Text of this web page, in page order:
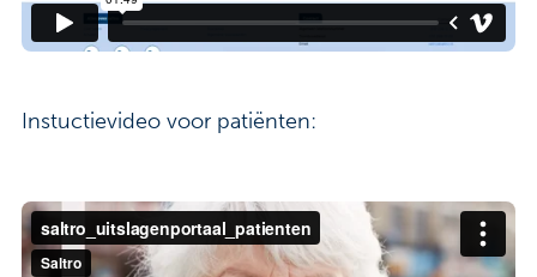
Instuctievideo voor patiënten: